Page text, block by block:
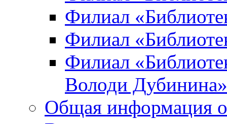
Филиал
Филиал
Филиал
Володи Дубинина»
Общая информация